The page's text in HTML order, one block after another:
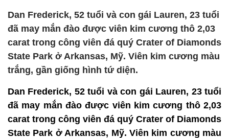
Dan Frederick, 52 tuổi và con gái Lauren, 23 tuổi
đã may mắn đào được viên kim cương thô 2,03
carat trong công viên đá quý Crater of Diamonds
State Park ở Arkansas, Mỹ. Viên kim cương màu
trắng, gần giống hình tứ diện.
Dan Frederick, 52 tuổi và con gái Lauren, 23 tuổi
đã may mắn đào được viên kim cương thô 2,03
carat trong công viên đá quý Crater of Diamonds
State Park ở Arkansas, Mỹ. Viên kim cương màu